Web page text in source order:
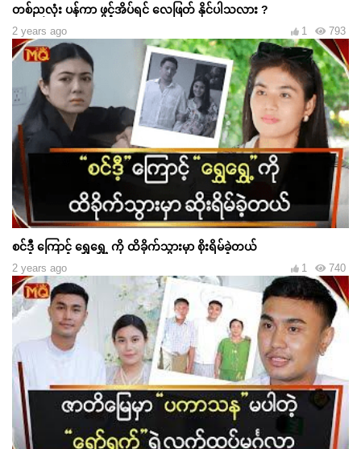
တစ်ညလုံး ပန်ကာ ဖွင့်အိပ်ရင် လေဖြတ် နိုင်ပါသလား ?
2 years ago 793
1
စင်ဒီ့ ကြောင့် ရွှေရွှေ့ ကို ထိခိုက်သွားမှာ စိုးရိမ်ခဲ့တယ်
2 years ago 740
1